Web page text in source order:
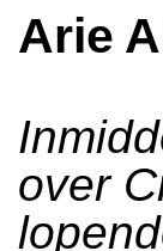
Arie
over